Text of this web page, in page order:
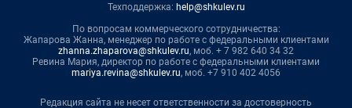
Техподдержка: help@shkulev.ru
По вопросам коммерческого сотрудничества:
Жапарова Жанна, менеджер по работе с федеральными клиентами
zhanna.zhaparova@shkulev.ru, моб. + 7 982 640 34 32
Ревина Мария, директор по работе с федеральными клиентами
mariya.revina@shkulev.ru, моб. +7 910 402 4056
Редакция сайта не несет ответственности за достоверность